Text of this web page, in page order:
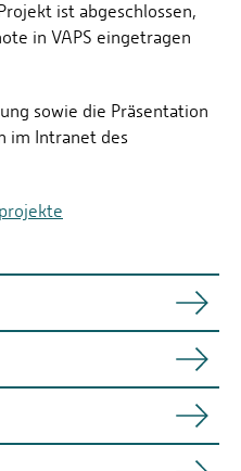
ist abgeschlossen,
in VAPS eingetragen
sowie die Präsentation
im Intranet des
Studiengängen
Der Umfang beträgt
von 2
Die Bearbeitungszeit
dem Teamprojekt